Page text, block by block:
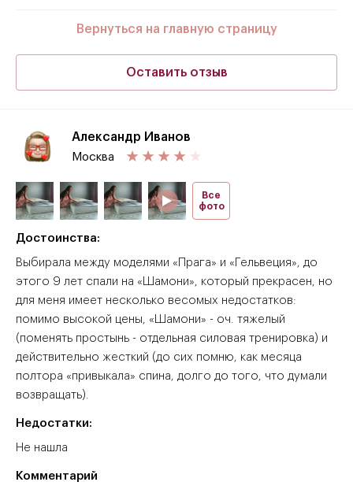
Вернуться на главную страницу
Оставить отзыв
Александр Иванов
Москва
Все
фото
Достоинства:
Выбирала между моделями «Прага» и «Гельвеция», до
этого 9 лет спали на «Шамони», который прекрасен, но
для меня имеет несколько весомых недостатков:
помимо высокой цены, «Шамони» - оч. тяжелый
(поменять простынь - отдельная силовая тренировка) и
действительно жесткий (до сих помню, как месяца
полтора «привыкала» спина, долго до того, что думали
возвращать).
Недостатки:
Не нашла
Комментарий